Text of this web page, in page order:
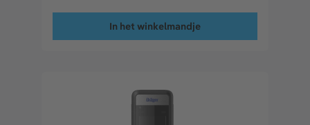
In het winkelmandje